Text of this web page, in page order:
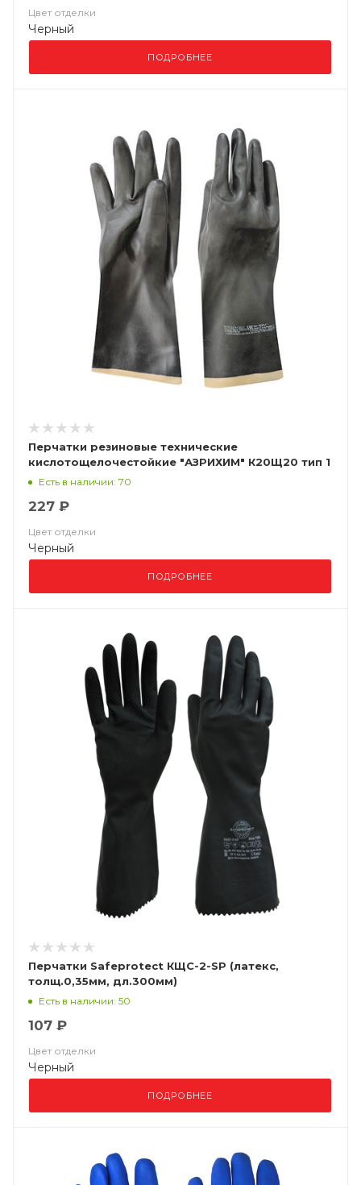
Цвет отделки
Черный
ПОДРОБНЕЕ
Перчатки резиновые технические
кислотощелочестойкие "АЗРИХИМ" К20Щ20 тип 1
Есть в наличии: 70
227 ₽
Цвет отделки
Черный
ПОДРОБНЕЕ
Перчатки Safeprotect КЩС-2-SP (латекс,
толщ.0,35мм, дл.300мм)
Есть в наличии: 50
107 ₽
Цвет отделки
Черный
ПОДРОБНЕЕ